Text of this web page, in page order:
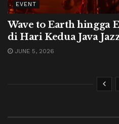
EVENT
Wave to Earth hingga
di Hari Kedua Java
JUNE 5, 2026